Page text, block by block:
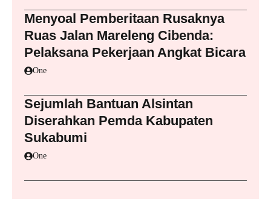
Menyoal Pemberitaan Rusaknya
Ruas Jalan Mareleng Cibenda:
Pelaksana Pekerjaan Angkat Bicara
One
Sejumlah Bantuan Alsintan
Diserahkan Pemda Kabupaten
Sukabumi
One